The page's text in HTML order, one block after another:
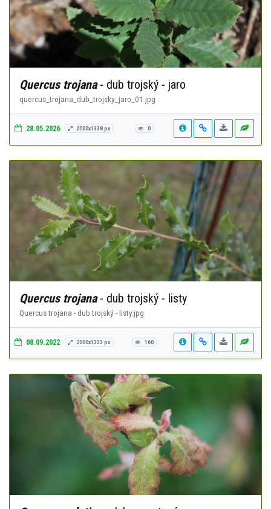
Quercus trojana- dub trojský - jaro
quercus_trojana_dub_trojsky_jaro_01.jpg
28.05.2026 2000x1338 px 0
Quercus trojana- dub trojský - listy
Quercus trojana - dub trojský - listy.jpg
08.09.2022 2000x1333 px 160